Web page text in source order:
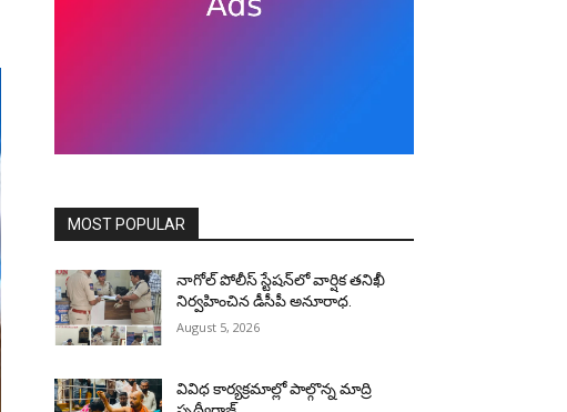
MOST POPULAR
నాగోల్ పోలీస్ స్టేషన్‌లో వార్షిక తనిఖీ
నిర్వహించిన డీసీపీ అనూరాధ.
August 5, 2026
వివిధ కార్యక్రమాల్లో పాల్గొన్న మాద్రి